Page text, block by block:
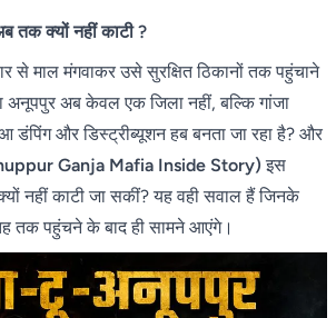
तक क्यों नहीं काटी ?
से माल मंगवाकर उसे सुरक्षित ठिकानों तक पहुंचाने
अनूपपुर अब केवल एक जिला नहीं, बल्कि गांजा
डंपिंग और डिस्ट्रीब्यूशन हब बनता जा रहा है? और
Ganja Mafia Inside Story)इस
नहीं काटी जा सकीं? यह वही सवाल हैं जिनके
तक पहुंचने के बाद ही सामने आएंगे।